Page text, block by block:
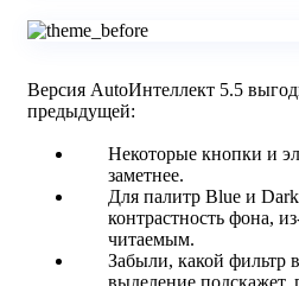
Версия AutoИнтеллект 5.5
предыдущей:
Некоторые кнопки и
заметнее.
Для палитр Blue и
контрастность фона,
читаемым.
Забыли, какой фильтр